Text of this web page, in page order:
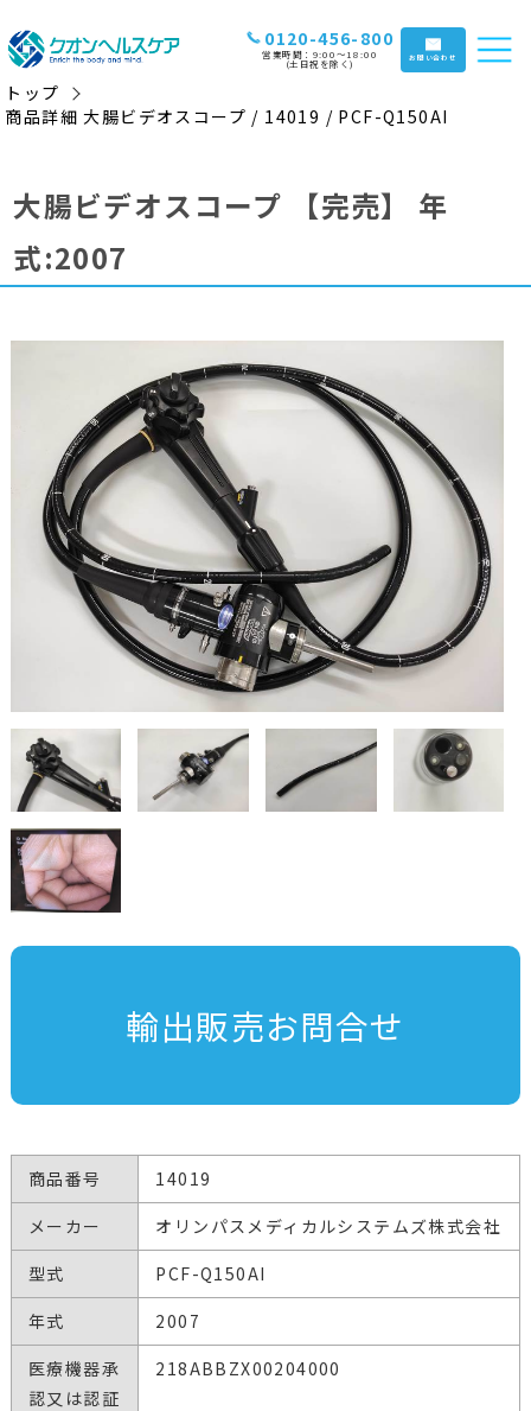
0120-456-800
営業時間：9:00〜18:00
(土日祝を除く) お問い合わせ
トップ
商品詳細 大腸ビデオスコープ / 14019 / PCF-Q150AI
大腸ビデオスコープ 【完売】
年
式:2007
輸出販売お問合せ
商品番号
14019
メーカー
オリンパスメディカルシステムズ株式会社
型式
PCF-Q150AI
年式
2007
医療機器承
認又は認証
218ABBZX00204000